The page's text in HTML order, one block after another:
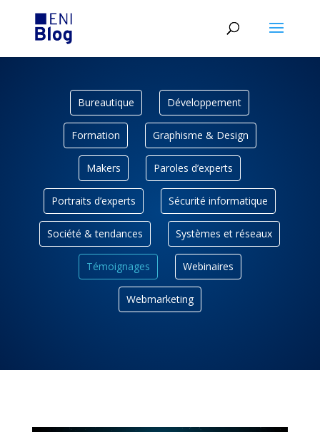
Bureautique Développement
Formation Graphisme & Design
Makers Paroles d’experts
Portraits d’experts Sécurité informatique
Société & tendances Systèmes et réseaux
Témoignages Webinaires
Webmarketing